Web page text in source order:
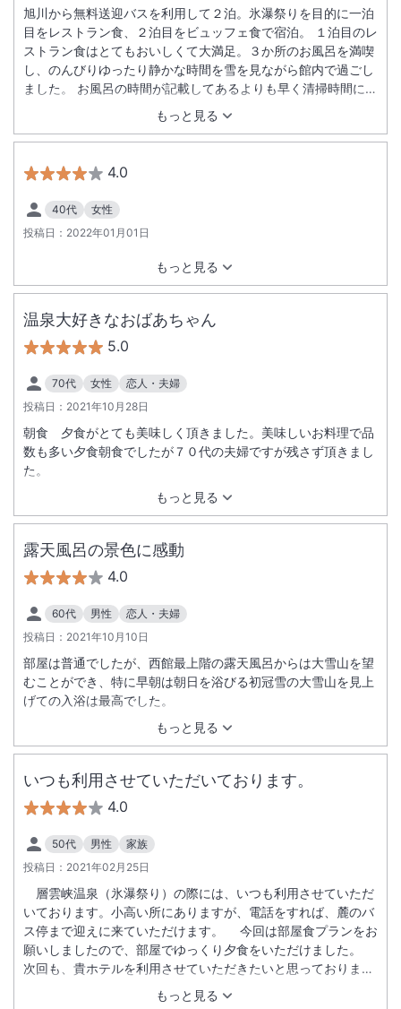
もっと見る
旭川から無料送迎バスを利用して２泊。氷瀑祭りを目的に一泊
目をレストラン食、２泊目をビュッフェ食で宿泊。 １泊目のレ
ストラン食はとてもおいしくて大満足。３か所のお風呂を満喫
し、のんびりゆったり静かな時間を雪を見ながら館内で過ごし
ました。 お風呂の時間が記載してあるよりも早く清掃時間にな
っていた事は少し戸惑いました。
4.0
40代
女性
投稿日： 2022年01月01日
もっと見る
温泉大好きなおばあちゃん
5.0
70代 女性
恋人・夫婦
投稿日： 2021年10月28日
もっと見る
朝食 夕食がとても美味しく頂きました。美味しいお料理で品
数も多い夕食朝食でしたが７０代の夫婦ですが残さず頂きまし
た。
露天風呂の景色に感動
4.0
60代 男性
恋人・夫婦
投稿日： 2021年10月10日
もっと見る
部屋は普通でしたが、西館最上階の露天風呂からは大雪山を望
むことができ、特に早朝は朝日を浴びる初冠雪の大雪山を見上
げての入浴は最高でした。
いつも利用させていただいております。
4.0
50代 男性
家族
投稿日： 2021年02月25日
もっと見る
層雲峡温泉（氷瀑祭り）の際には、いつも利用させていただ
いております。小高い所にありますが、電話をすれば、麓のバ
ス停まで迎えに来ていただけます。 今回は部屋食プランをお
願いしましたので、部屋でゆっくり夕食をいただけました。
次回も、貴ホテルを利用させていただきたいと思っておりま